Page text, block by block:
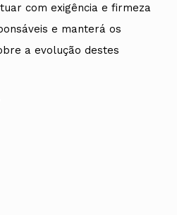
com exigência e firmeza
e manterá os
a evolução destes